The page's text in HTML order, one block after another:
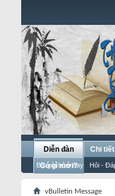
Diễn đàn
Bài gửi hôm nay Hỏi -
Chi
Có gì mới?
vBulletin Message